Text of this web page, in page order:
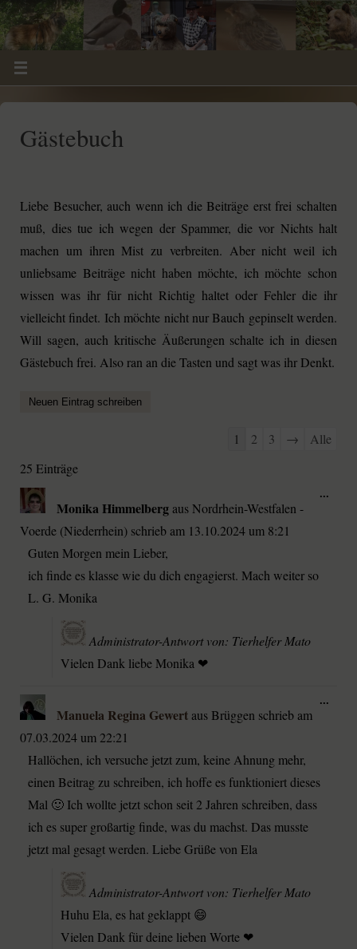
Gästebuch
Liebe Besucher, auch wenn ich die Beiträge erst frei schalten
muß, dies tue ich wegen der Spammer, die vor Nichts halt
machen um ihren Mist zu verbreiten. Aber nicht weil ich
unliebsame Beiträge nicht haben möchte, ich möchte schon
wissen was ihr für nicht Richtig haltet oder Fehler die ihr
vielleicht findet. Ich möchte nicht nur Bauch gepinselt werden.
Will sagen, auch kritische Äußerungen schalte ich in diesen
Gästebuch frei. Also ran an die Tasten und sagt was ihr Denkt.
1 2 3 →
Alle
25 Einträge
Monika Himmelberg ausNordrhein-Westfalen -
Voerde (Niederrhein) schrieb am 13.10.2024um 8:21
Guten Morgen mein Lieber,
ich finde es klasse wie du dich engagierst. Mach weiter so
L. G. Monika
Administrator-Antwort von: Tierhelfer Mato
Vielen Dank liebe Monika ❤
...
Manuela Regina Gewert aus Brüggen schrieb am
07.03.2024um 22:21
Hallöchen, ich versuche jetzt zum, keine Ahnung mehr,
einen Beitrag zu schreiben, ich hoffe es funktioniert dieses
Mal 🙂 Ich wollte jetzt schon seit 2 Jahren schreiben, dass
ich es super großartig finde, was du machst. Das musste
jetzt mal gesagt werden. Liebe Grüße von Ela
Administrator-Antwort von: Tierhelfer Mato
Huhu Ela, es hat geklappt 😄
Vielen Dank für deine lieben Worte ❤
...